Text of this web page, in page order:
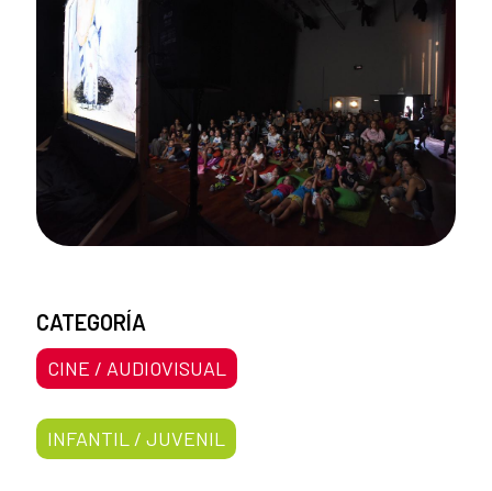
CATEGORÍA
CINE / AUDIOVISUAL
INFANTIL / JUVENIL